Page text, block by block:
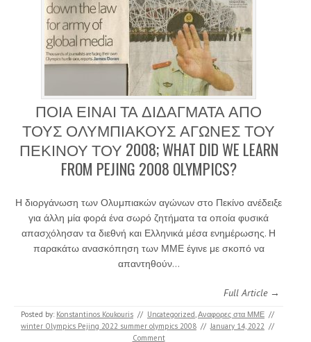
ΠΟΙΑ ΕΙΝΑΙ ΤΑ ΔΙΔΑΓΜΑΤΑ ΑΠΟ
ΤΟΥΣ ΟΛΥΜΠΙΑΚΟΥΣ ΑΓΩΝΕΣ ΤΟΥ
ΠΕΚΙΝΟΥ ΤΟΥ 2008; WHAT DID WE LEARN
FROM PEJING 2008 OLYMPICS?
Η διοργάνωση των Ολυμπιακών αγώνων στο Πεκίνο ανέδειξε
για άλλη μία φορά ένα σωρό ζητήματα τα οποία φυσικά
απασχόλησαν τα διεθνή και Ελληνικά μέσα ενημέρωσης. Η
παρακάτω ανασκόπηση των ΜΜΕ έγινε με σκοπό να
απαντηθούν…
Full Article →
Posted by: Konstantinos Koukouris // Uncategorized,Αναφορες στα ΜΜΕ //
winter Olympics Pejing 2022 summer olympics 2008 // January 14, 2022 //
Comment